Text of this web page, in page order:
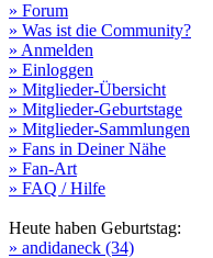
» Forum
» Was ist die Community?
» Anmelden
» Einloggen
» Mitglieder-Übersicht
» Mitglieder-Geburtstage
» Mitglieder-Sammlungen
» Fans in Deiner Nähe
» Fan-Art
» FAQ / Hilfe
Heute haben Geburtstag:
» andidaneck (34)